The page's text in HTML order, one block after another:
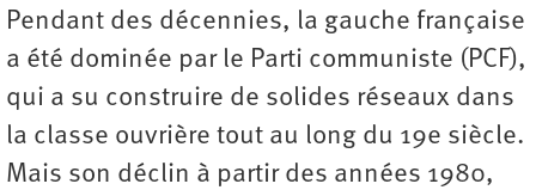
Pendant des décennies, la gauche française
a été dominée par le Parti communiste (PCF),
qui a su construire de solides réseaux dans
la classe ouvrière tout au long du 19e siècle.
Mais son déclin à partir des années 1980,